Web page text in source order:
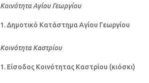
Κοινότητα Αγίου Γεωργίου
Δημοτικό Κατάστημα Αγίου Γεωργίου
Κοινότητα Καστρίου
Είσοδος Κοινότητας Καστρίου (κιόσκι)